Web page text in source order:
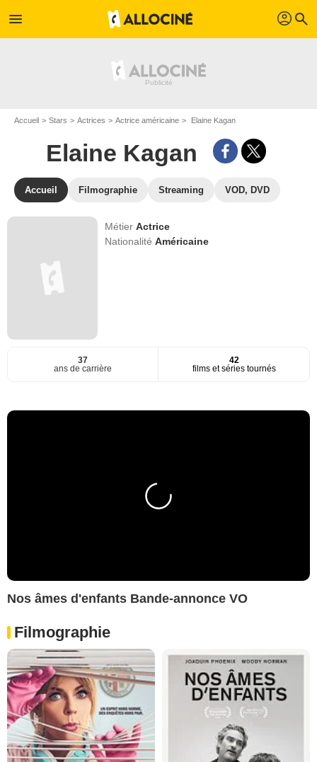
menu profil search
Accueil Stars Actrices Actrice américaine Elaine Kagan
Elaine Kagan
Accueil Filmographie Streaming VOD, DVD
MétierActrice
NationalitéAméricaine
37
ans de carrière
42
films et séries tournés
Nos âmes d'enfants Bande-annonce VO
Filmographie